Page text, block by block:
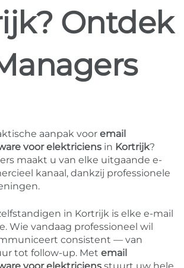
Ontdek
aanpak voor email
voor elektriciens in Kortrijk?
maakt u van elke uitgaande e-
kanaal, dankzij professionele
in Kortrijk is elke e-mail
Wie vandaag professioneel wil
consistent — van
tot follow-up. Met email